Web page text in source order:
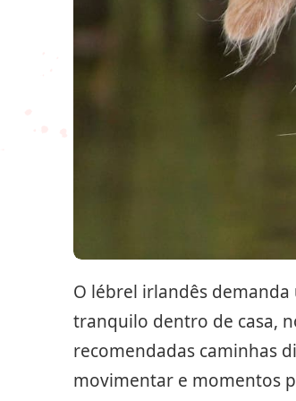
O lébrel irlandês
tranquilo dentro de casa,
recomendadas caminhas
movimentar e momentos